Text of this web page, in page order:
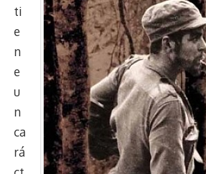
ti
e
n
e
u
n
ca
rá